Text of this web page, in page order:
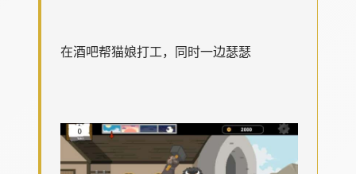
在酒吧帮猫娘打工，同时一边瑟瑟